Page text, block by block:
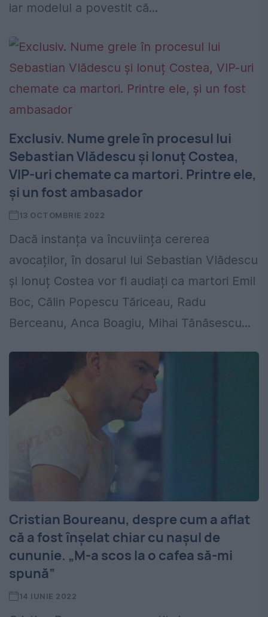
iar modelul a povestit că...
Exclusiv. Nume grele în procesul lui
Sebastian Vlădescu și Ionuț Costea,
VIP-uri chemate ca martori. Printre ele,
și un fost ambasador
13 OCTOMBRIE 2022
Dacă instanța va încuviința cererea
avocaților, în dosarul lui Sebastian Vlădescu
și Ionuț Costea vor fi audiați ca martori Emil
Boc, Călin Popescu Tăriceau, Radu
Berceanu, Anca Boagiu, Mihai Tănăsescu...
Cristian Boureanu, despre cum a aflat
că a fost înșelat chiar cu nașul de
cununie. „M-a scos la o cafea să-mi
spună”
14 IUNIE 2022